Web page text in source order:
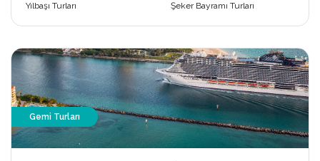
Yılbaşı Turları
Şeker Bayramı Turları
Gemi Turları